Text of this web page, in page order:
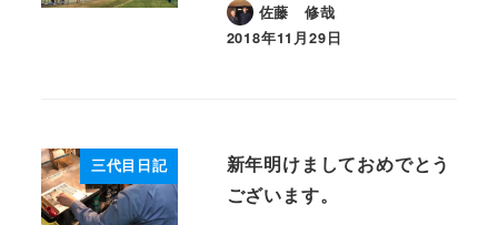
佐藤 修哉
投稿日
2018年11月29日
三代目日記
新年明けましておめでとう
ございます。